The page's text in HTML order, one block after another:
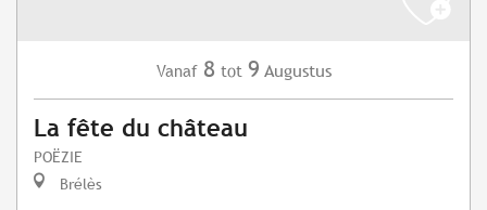
Vanaf 8 tot 9 Augustus
La fête du château
POËZIE
Brélès